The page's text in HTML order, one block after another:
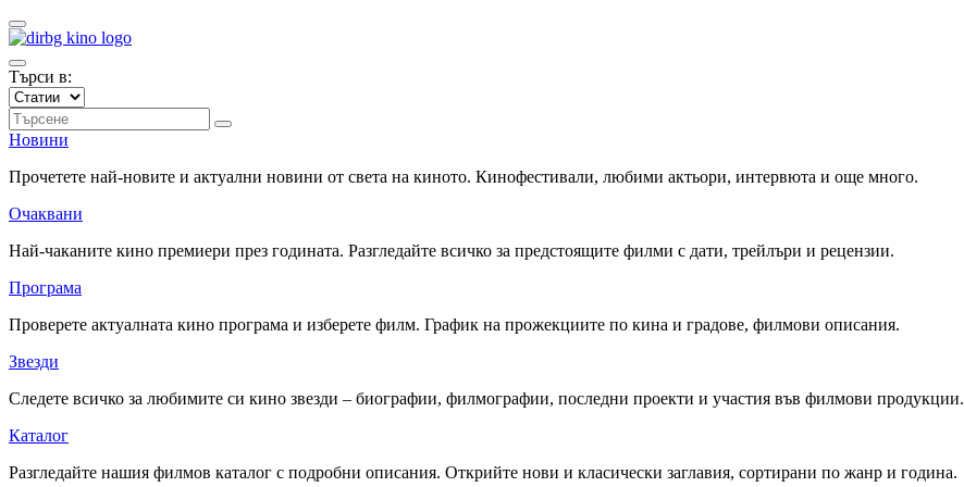
Търси в:
Новини
Прочетете най-новите и актуални новини от света на киното. Кинофестивали, любими актьори, интервюта и още много.
Очаквани
Най-чаканите кино премиери през годината. Разгледайте всичко за предстоящите филми с дати, трейлъри и рецензии.
Програма
Проверете актуалната кино програма и изберете филм. График на прожекциите по кина и градове, филмови описания.
Звезди
Следете всичко за любимите си кино звезди – биографии, филмографии, последни проекти и участия във филмови продукции.
Каталог
Разгледайте нашия филмов каталог с подробни описания. Открийте нови и класически заглавия, сортирани по жанр и година.